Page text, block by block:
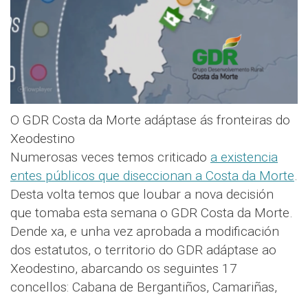
O GDR Costa da Morte adáptase ás fronteiras do
Xeodestino
Numerosas veces temos criticado a existencia
entes públicos que diseccionan a Costa da Morte.
Desta volta temos que loubar a nova decisión
que tomaba esta semana o GDR Costa da Morte.
Dende xa, e unha vez aprobada a modificación
dos estatutos, o territorio do GDR adáptase ao
Xeodestino, abarcando os seguintes 17
concellos: Cabana de Bergantiños, Camariñas,